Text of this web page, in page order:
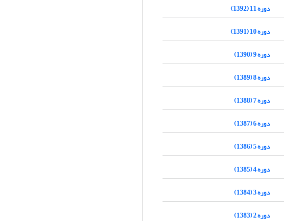
دوره 11 (1392)
دوره 10 (1391)
دوره 9 (1390)
دوره 8 (1389)
دوره 7 (1388)
دوره 6 (1387)
دوره 5 (1386)
دوره 4 (1385)
دوره 3 (1384)
دوره 2 (1383)